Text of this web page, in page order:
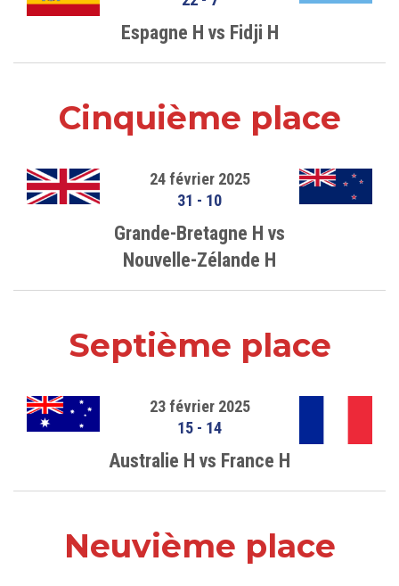
Espagne H vs Fidji H
Cinquième place
24 février 2025
31 - 10
Grande-Bretagne H vs
Nouvelle-Zélande H
Septième place
23 février 2025
15 - 14
Australie H vs France H
Neuvième place